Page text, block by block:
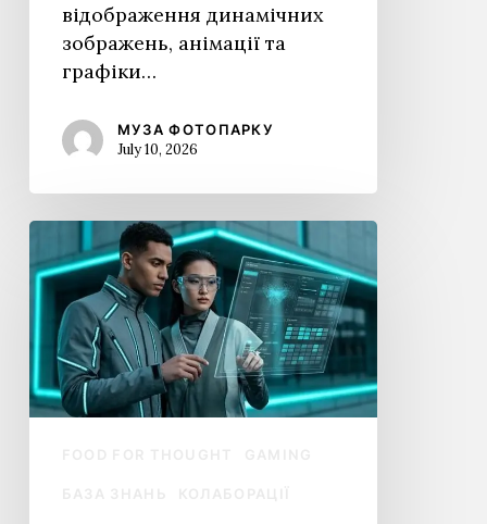
відображення динамічних
зображень, анімації та
графіки…
МУЗА ФОТОПАРКУ
July 10, 2026
Сервери
відеомапінгу:
керування
складними
візуальними
проєкціями